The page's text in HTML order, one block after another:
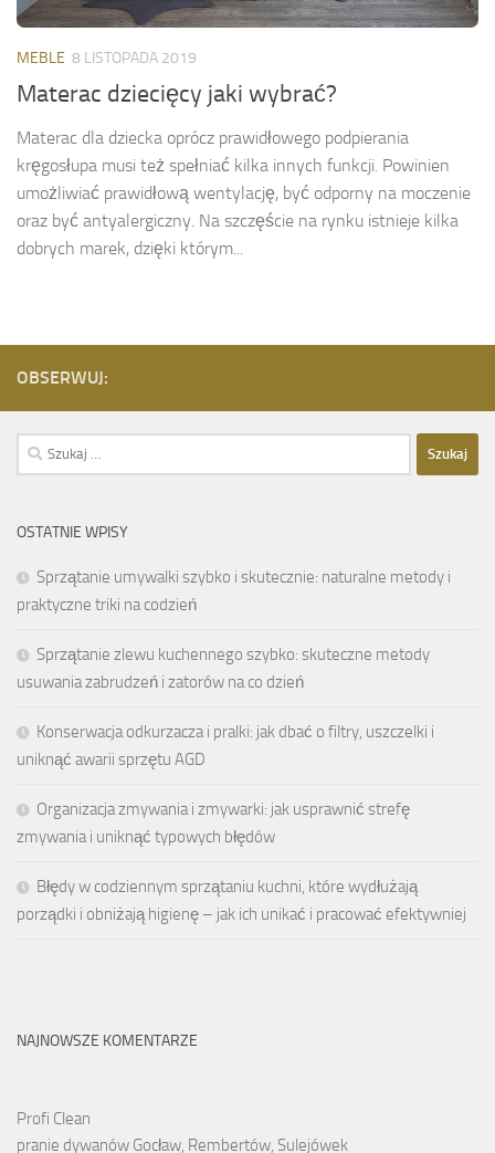
MEBLE 8 LISTOPADA 2019
Materac dziecięcy jaki wybrać?
Materac dla dziecka oprócz prawidłowego podpierania
kręgosłupa musi też spełniać kilka innych funkcji. Powinien
umożliwiać prawidłową wentylację, być odporny na moczenie
oraz być antyalergiczny. Na szczęście na rynku istnieje kilka
dobrych marek, dzięki którym...
OBSERWUJ:
Szukaj:
OSTATNIE WPISY
Sprzątanie umywalki szybko i skutecznie: naturalne metody i
praktyczne triki na codzień
Sprzątanie zlewu kuchennego szybko: skuteczne metody
usuwania zabrudzeń i zatorów na co dzień
Konserwacja odkurzacza i pralki: jak dbać o filtry, uszczelki i
uniknąć awarii sprzętu AGD
Organizacja zmywania i zmywarki: jak usprawnić strefę
zmywania i uniknąć typowych błędów
Błędy w codziennym sprzątaniu kuchni, które wydłużają
porządki i obniżają higienę – jak ich unikać i pracować efektywniej
NAJNOWSZE KOMENTARZE
Profi Clean
pranie dywanów Gocław, Rembertów, Sulejówek